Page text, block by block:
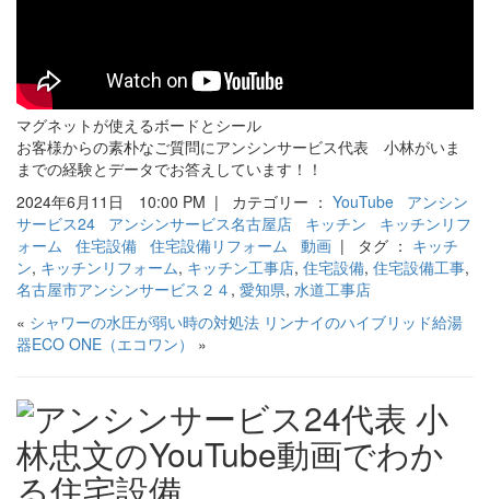
マグネットが使えるボードとシール
お客様からの素朴なご質問にアンシンサービス代表 小林がいま
までの経験とデータでお答えしています！！
2024年6月11日 10:00 PM | カテゴリー ： YouTube
アンシン
サービス24
アンシンサービス名古屋店 キッチン
キッチンリフ
ォーム
住宅設備 住宅設備リフォーム 動画 | タグ ： キッチ
ン, キッチンリフォーム, キッチン工事店, 住宅設備, 住宅設備工事,
名古屋市アンシンサービス２４ , 愛知県, 水道工事店
« シャワーの水圧が弱い時の対処法 リンナイのハイブリッド給湯
器ECO ONE（エコワン）
»